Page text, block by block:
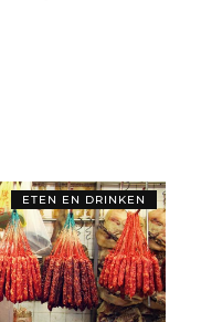
ETEN EN DRINKEN